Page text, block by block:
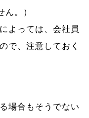
。）
よっては、会社員
で、注意しておく
場合もそうでない